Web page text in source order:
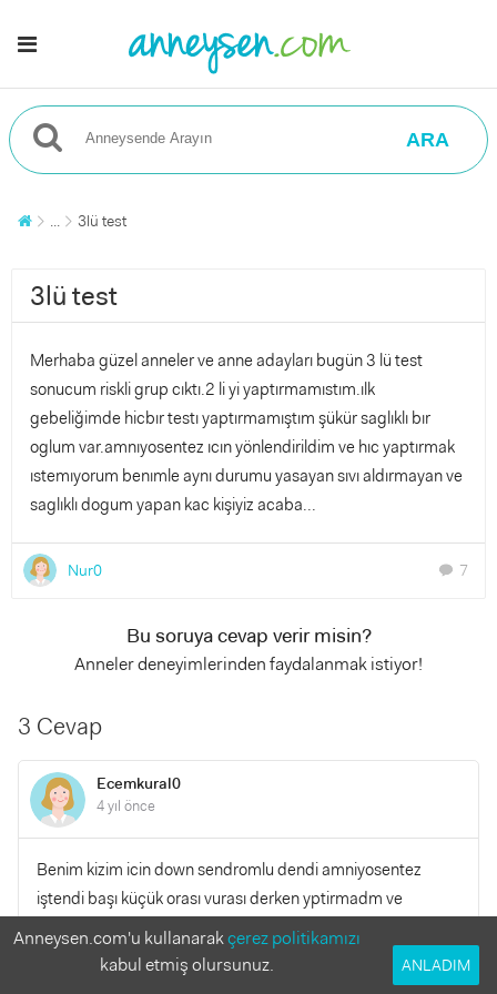
ARA
... 3lü test
3lü test
Merhaba güzel anneler ve anne adayları bugün 3 lü test
sonucum riskli grup cıktı.2 li yi yaptırmamıstım.ılk
gebeliğimde hicbır testı yaptırmamıştım şükür saglıklı bır
oglum var.amnıyosentez ıcın yönlendirildim ve hıc yaptırmak
ıstemıyorum benımle aynı durumu yasayan sıvı aldırmayan ve
saglıklı dogum yapan kac kişiyiz acaba...
Nur0 chat 7
Bu soruya cevap verir misin?
Anneler deneyimlerinden faydalanmak istiyor!
3 Cevap
Ecemkural0
4 yıl önce
Benim kizim icin down sendromlu dendi amniyosentez
iştendi başı küçük orası vurası derken yptirmadm ve
herkesten sağlıklı bir çocuğum var hamileyken de mide
bulantisindan hcbsy yiyemedim yiyebildigim şeyler sınırlıydı
kesinlikle ev yemeği yemedim 5 aylık olana kadar salatalık
Anneysen.com'u kullanarakçerez politikamızı
kabul etmiş olursunuz.
ANLADIM